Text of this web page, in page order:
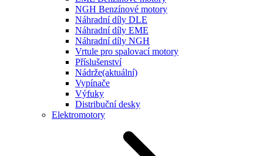
NGH Benzínové motory
Náhradní díly DLE
Náhradní díly EME
Náhradní díly NGH
Vrtule pro spalovací motory
Příslušenství
Nádrže(aktuální)
Vypínače
Výfuky
Distribuční desky
Elektromotory